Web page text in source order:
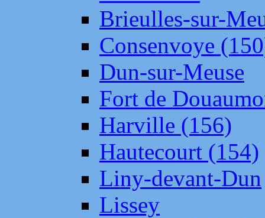
Brieulles-sur-
Consenvoye
Dun-sur-Meuse
Fort de
Harville (156)
Hautecourt (154)
Liny-devant-Dun
Lissey